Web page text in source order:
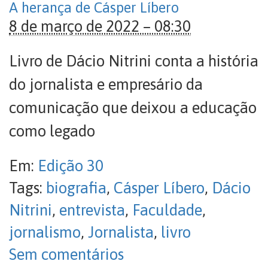
A herança de Cásper Líbero
8 de março de 2022 – 08:30
Livro de Dácio Nitrini conta a história
do jornalista e empresário da
comunicação que deixou a educação
como legado
Em: Edição 30
Tags: biografia, Cásper Líbero, Dácio
Nitrini, entrevista, Faculdade,
jornalismo, Jornalista, livro
Sem comentários